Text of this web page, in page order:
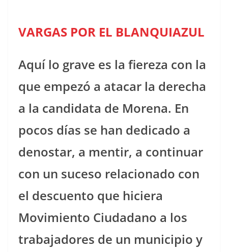
VARGAS POR EL BLANQUIAZUL
Aquí lo grave es la fiereza con la
que empezó a atacar la derecha
a la candidata de Morena. En
pocos días se han dedicado a
denostar, a mentir, a continuar
con un suceso relacionado con
el descuento que hiciera
Movimiento Ciudadano a los
trabajadores de un municipio y